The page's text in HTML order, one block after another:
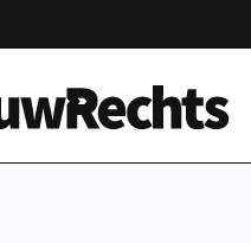
van NieuwRechts